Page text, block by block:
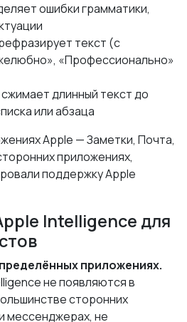
ошибки грамматики,
текст (с
«Профессионально»
длинный текст до
или абзаца
Apple — Заметки, Почта,
приложениях,
поддержку Apple
Intelligence для
приложениях.
не появляются в
сторонних
мессенджерах, не